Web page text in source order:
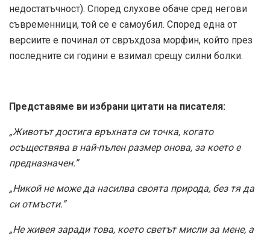
недостатъчност). Според слухове обаче сред негови
съвременници, той се е самоубил. Според една от
версиите е починал от свръхдоза морфин, който през
последните си години е взимал срещу силни болки.
Представяме ви избрани цитати на писателя:
„Животът достига връхната си точка, когато
осъществява в най-пълен размер онова, за което е
предназначен.”
„Никой не може да насилва своята природа, без тя да
си отмъсти.”
„Не живея заради това, което светът мисли за мене, а